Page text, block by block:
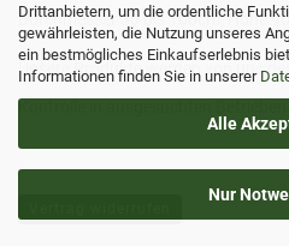
Drittanbietern, um die ordentliche
gewährleisten, die Nutzung unseres
ein bestmögliches Einkaufserlebnis
Informationen finden Sie in unserer
Alle
Nur
Durchmesser 30 bis 100cm; Höhe
Unsere Produkte werden von uns
Kontrolle in ausgesuchten Betrieben